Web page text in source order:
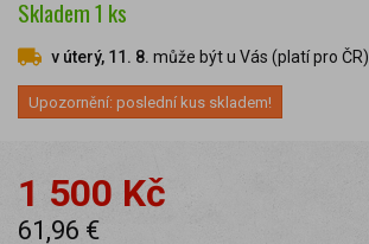
Skladem1 ks
v úterý, 11. 8. může být u Vás (platí pro ČR)
Upozornění: poslední kus skladem!
1 500 Kč
61,96 €